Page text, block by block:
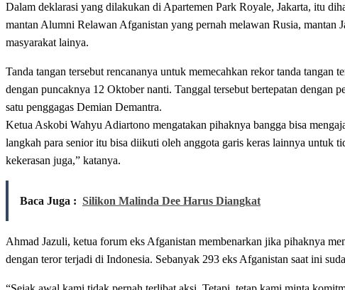
Dalam deklarasi yang dilakukan di Apartemen Park Royale, Jakarta, itu
mantan Alumni Relawan Afganistan yang pernah melawan Rusia,
masyarakat lainya.
Tanda tangan tersebut rencananya untuk memecahkan rekor tanda
dengan puncaknya 12 Oktober nanti. Tanggal tersebut bertepatan dengan
satu penggagas Demian Demantra.
Ketua Askobi Wahyu Adiartono mengatakan pihaknya bangga bisa
langkah para senior itu bisa diikuti oleh anggota garis keras lainnya
kekerasan juga,” katanya.
Baca Juga : Silikon Malinda Dee Harus Diangkat
Ahmad Jazuli, ketua forum eks Afganistan membenarkan jika pihaknya
dengan teror terjadi di Indonesia. Sebanyak 293 eks Afganistan saat ini